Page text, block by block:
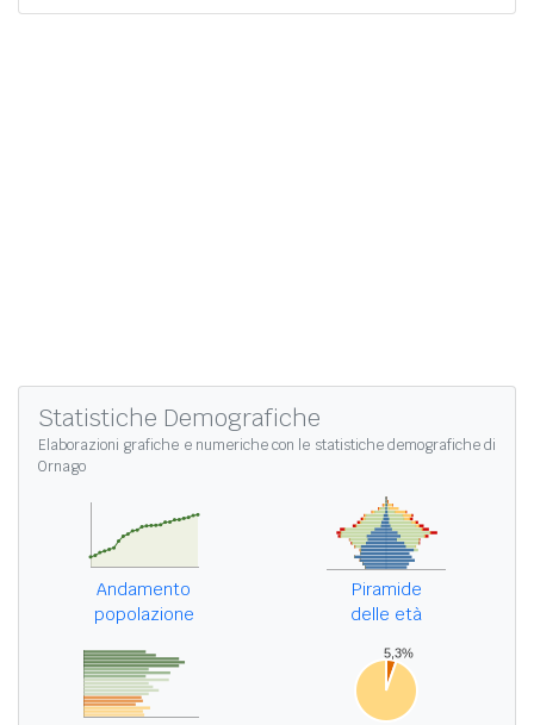
Statistiche Demografiche
Elaborazioni grafiche e numeriche con le statistiche demografiche di
Ornago
Andamento
popolazione
Piramide
delle età